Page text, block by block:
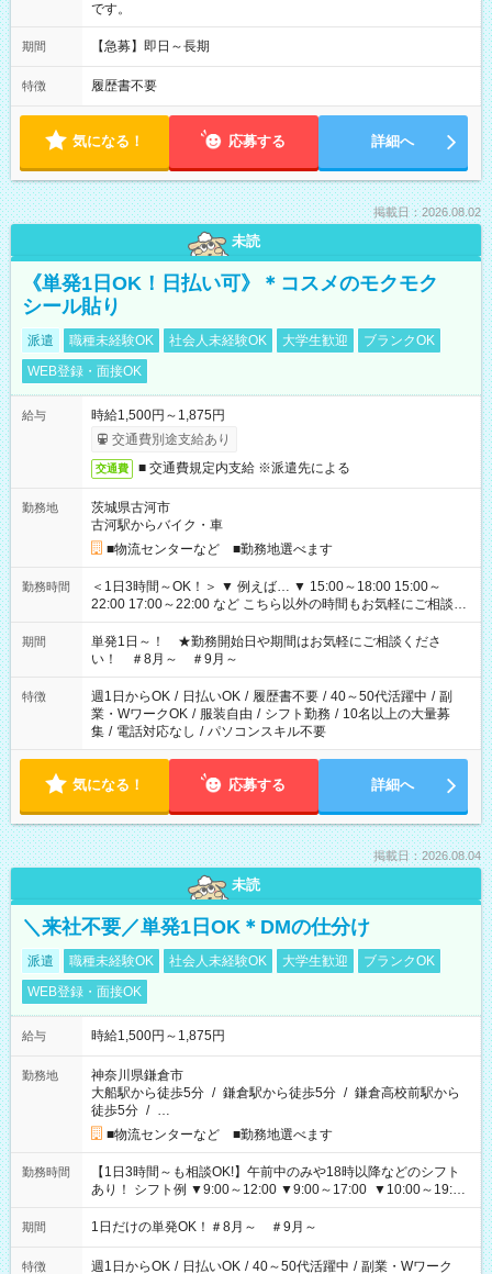
です。
期間 【急募】即日～長期
特徴 履歴書不要
気になる！ 応募する 詳細へ
掲載日：2026.08.02
未読
《単発1日OK！日払い可》＊コスメのモクモク
シール貼り
派遣 職種未経験OK 社会人未経験OK 大学生歓迎
ブランクOK
WEB登録・面接OK
給与
時給1,500円～1,875円
交通費別途支給あり
交通費 ■ 交通費規定内支給 ※派遣先による
勤務地
茨城県古河市
古河駅からバイク・車
■物流センターなど ■勤務地選べます
勤務時間
＜1日3時間～OK！＞ ▼ 例えば… ▼ 15:00～18:00 15:00～
22:00 17:00～22:00 など こちら以外の時間もお気軽にご相談く
ださい！
期間
単発1日～！ ★勤務開始日や期間はお気軽にご相談くださ
い！ ＃8月～ ＃9月～
特徴 週1日からOK / 日払いOK / 履歴書不要 / 40～50代活躍中 / 副
業・WワークOK / 服装自由 / シフト勤務 / 10名以上の大量募
集 / 電話対応なし / パソコンスキル不要
気になる！ 応募する 詳細へ
掲載日：2026.08.04
未読
＼来社不要／単発1日OK＊DMの仕分け
派遣 職種未経験OK 社会人未経験OK 大学生歓迎
ブランクOK
WEB登録・面接OK
給与 時給1,500円～1,875円
勤務地
神奈川県鎌倉市
大船駅から徒歩5分 / 鎌倉駅から徒歩5分 / 鎌倉高校前駅から
徒歩5分 / …
■物流センターなど ■勤務地選べます
勤務時間
【1日3時間～も相談OK!】午前中のみや18時以降などのシフト
あり！ シフト例 ▼9:00～12:00 ▼9:00～17:00 ▼10:00～19:00
▼18:00～21:00
期間 1日だけの単発OK！＃8月～ ＃9月～
特徴 週1日からOK / 日払いOK / 40～50代活躍中 / 副業・Wワーク